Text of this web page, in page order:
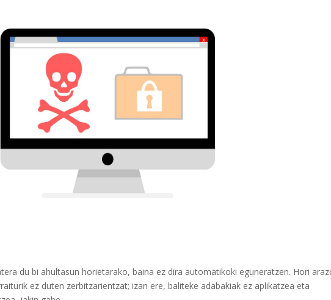
du bi ahultasun horietarako, baina ez dira automatikoki eguneratzen. Hori
ez duten zerbitzarientzat; izan ere, baliteke adabakiak ez aplikatzea eta